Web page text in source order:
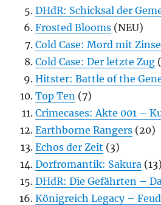
DHdR: Schicksal der
Frosted Blooms (NEU)
Cold Case: Mord mit
Cold Case: Der letzte Zug
Hitster: Battle of the
Top Ten (7)
Crimecases: Akte 001 –
Earthborne Rangers (20)
Echos der Zeit (3)
Dorfromantik: Sakura (13)
DHdR: Die Gefährten –
Königreich Legacy –